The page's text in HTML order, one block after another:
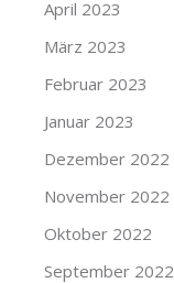
April 2023
März 2023
Februar 2023
Januar 2023
Dezember 2022
November 2022
Oktober 2022
September 2022